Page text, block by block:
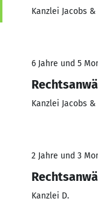
Kanzlei Jacobs
6 Jahre und 5
Kanzlei Jacobs
2 Jahre und 3
Kanzlei D.